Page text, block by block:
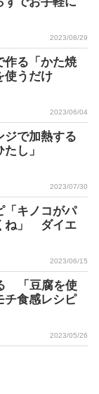
2023/08/29
作る「かた焼
うだけ
2023/06/04
ジで加熱する
し」
2023/07/30
「キノコがパ
ね」 ダイエ
2023/06/15
「豆腐を使
食感レシピ
2023/05/26